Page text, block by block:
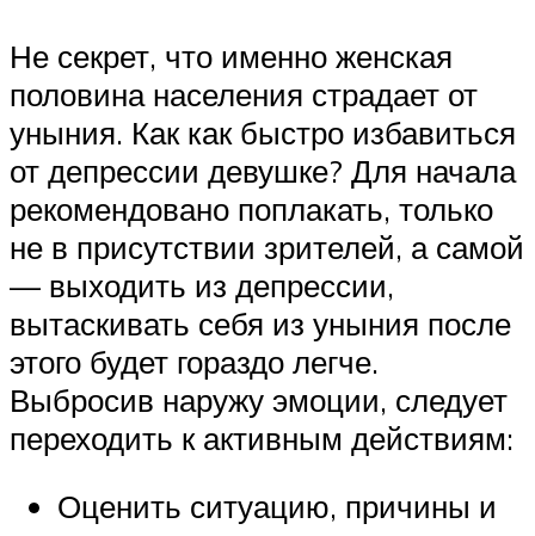
Не секрет, что именно женская
половина населения страдает от
уныния. Как как быстро избавиться
от депрессии девушке? Для начала
рекомендовано поплакать, только
не в присутствии зрителей, а самой
— выходить из депрессии,
вытаскивать себя из уныния после
этого будет гораздо легче.
Выбросив наружу эмоции, следует
переходить к активным действиям:
Оценить ситуацию, причины и